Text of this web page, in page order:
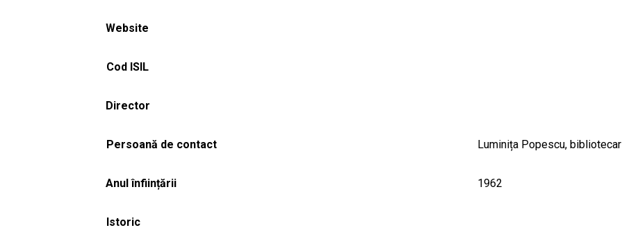
Website
Cod ISIL
Director
Persoană de contact Luminița Popescu, bibliotecar
Anul înființării 1962
Istoric